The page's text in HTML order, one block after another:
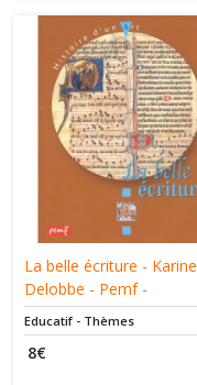
La belle écriture - Karine
Delobbe - Pemf -
9782845264076
Educatif - Thèmes
8€